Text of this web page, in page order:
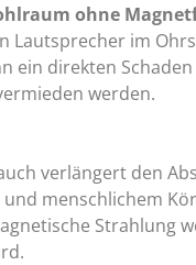
ohne
Lautsprecher im
ein direkten
werden.
verlängert den
menschlichem
Strahlung